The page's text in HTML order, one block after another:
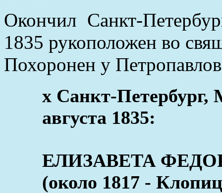
Окончил Санкт-
1835 рукоположен во
Похоронен у
x Санкт-Петербург,
августа 1835:
ЕЛИЗАВЕТА
(около 1817 -